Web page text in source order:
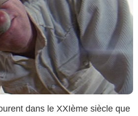
dans le XXIème siècle que